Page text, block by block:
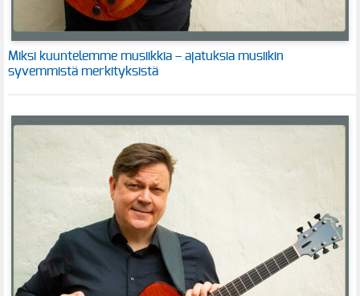
Miksi kuuntelemme musiikkia – ajatuksia musiikin
syvemmistä merkityksistä